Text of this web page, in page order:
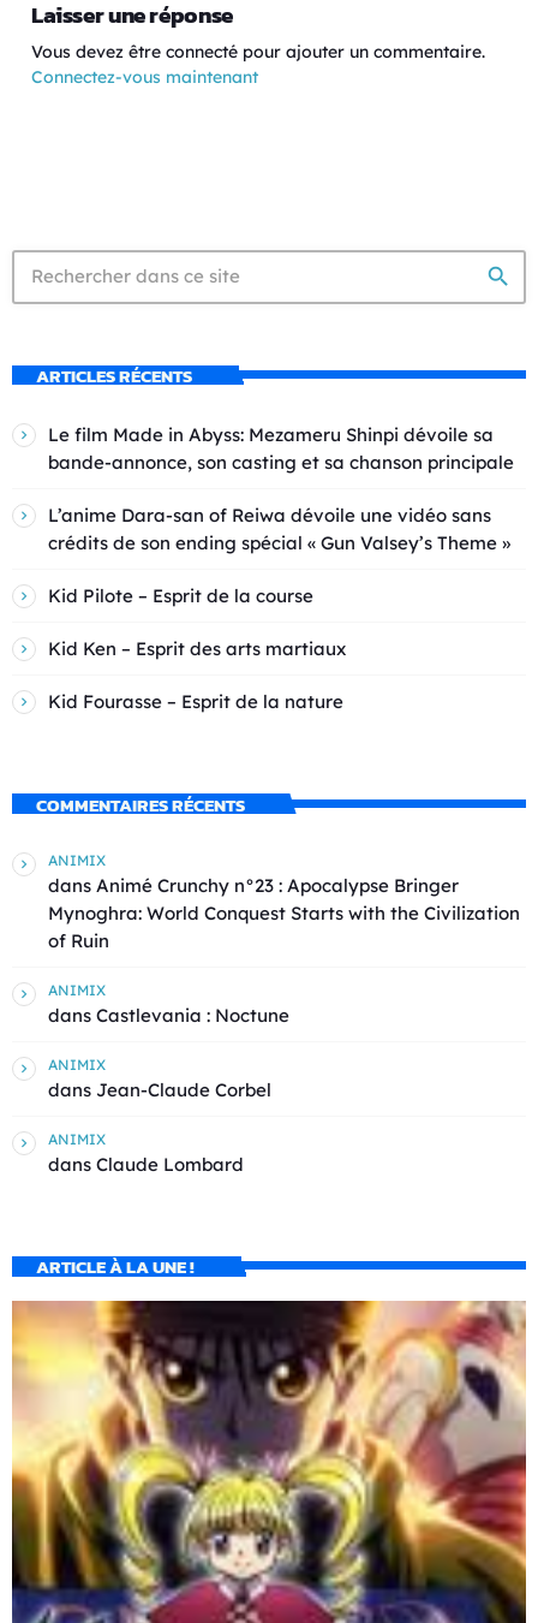
Laisser une réponse
Vous devez être connecté pour ajouter un commentaire.
Connectez-vous maintenant
search
ARTICLES RÉCENTS
Le film Made in Abyss: Mezameru Shinpi dévoile sa
bande-annonce, son casting et sa chanson principale
L’anime Dara-san of Reiwa dévoile une vidéo sans
crédits de son ending spécial « Gun Valsey’s Theme »
Kid Pilote – Esprit de la course
Kid Ken – Esprit des arts martiaux
Kid Fourasse – Esprit de la nature
COMMENTAIRES RÉCENTS
ANIMIX
dans Animé Crunchy n°23 : Apocalypse Bringer
Mynoghra: World Conquest Starts with the Civilization
of Ruin
ANIMIX
dans Castlevania : Noctune
ANIMIX
dans Jean-Claude Corbel
ANIMIX
dans Claude Lombard
ARTICLE À LA UNE !